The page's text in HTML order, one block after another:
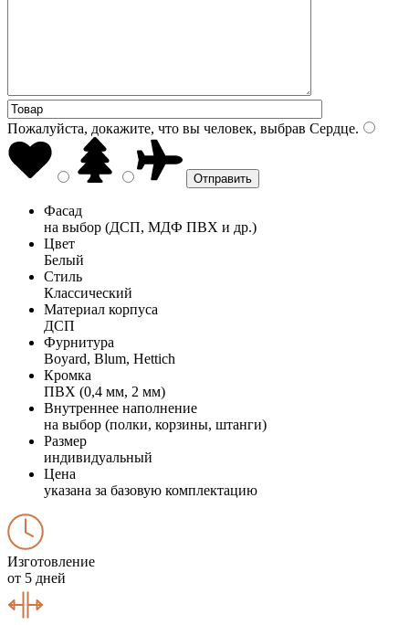
Пожалуйста, докажите, что вы человек, выбрав Сердце.
Фасад
на выбор (ДСП, МДФ ПВХ и др.)
Цвет
Белый
Стиль
Классический
Материал корпуса
ДСП
Фурнитура
Boyard, Blum, Hettich
Кромка
ПВХ (0,4 мм, 2 мм)
Внутреннее наполнение
на выбор (полки, корзины, штанги)
Размер
индивидуальный
Цена
указана за базовую комплектацию
Изготовление
от 5 дней